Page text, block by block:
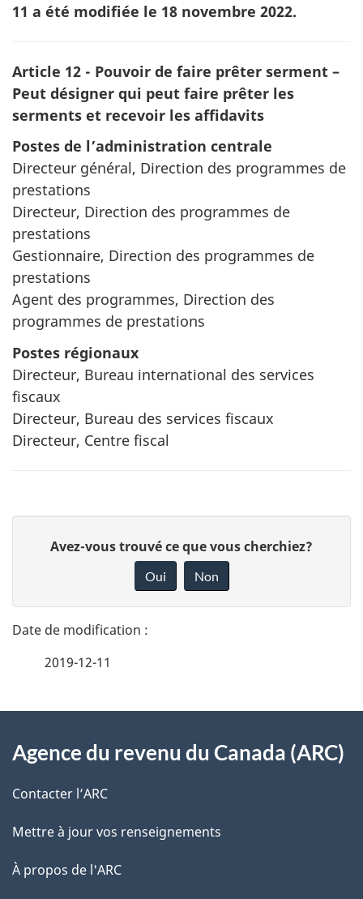
11 a été modifiée le 18 novembre 2022.
Article 12 - Pouvoir de faire prêter serment –
Peut désigner qui peut faire prêter les
serments et recevoir les affidavits
Postes de l’administration centrale
Directeur général, Direction des programmes de
prestations
Directeur, Direction des programmes de
prestations
Gestionnaire, Direction des programmes de
prestations
Agent des programmes, Direction des
programmes de prestations
Postes régionaux
Directeur, Bureau international des services
fiscaux
Directeur, Bureau des services fiscaux
Directeur, Centre fiscal
t
a
l
s
l
a
n
o
t
r
e
é
t
Avez-vous trouvé ce que vous cherchiez?
Oui Non
2019-12-11
propos
de
ce
site
Agence du revenu du Canada (ARC)
Contacter l’ARC
Mettre à jour vos renseignements
À propos de l'ARC